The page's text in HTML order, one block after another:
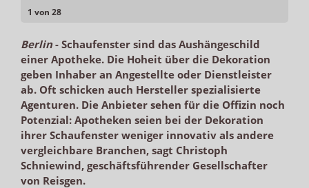
1 von 28
Berlin- Schaufenster sind das Aushängeschild
einer Apotheke. Die Hoheit über die Dekoration
geben Inhaber an Angestellte oder Dienstleister
ab. Oft schicken auch Hersteller spezialisierte
Agenturen. Die Anbieter sehen für die Offizin noch
Potenzial: Apotheken seien bei der Dekoration
ihrer Schaufenster weniger innovativ als andere
vergleichbare Branchen, sagt Christoph
Schniewind, geschäftsführender Gesellschafter
von Reisgen.